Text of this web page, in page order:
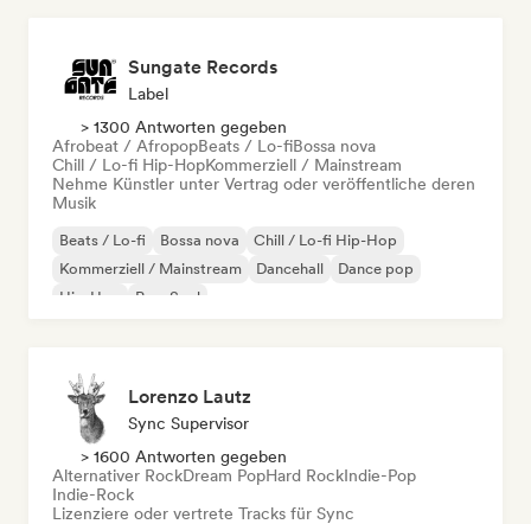
Sungate Records
Label
> 1300 Antworten gegeben
Afrobeat / AfropopBeats / Lo-fiBossa nova
Chill / Lo-fi Hip-HopKommerziell / Mainstream
Nehme Künstler unter Vertrag oder veröffentliche deren
Musik
Beats / Lo-fi Bossa nova
Chill / Lo-fi Hip-Hop
Kommerziell / Mainstream
Dancehall
Dance pop
Hip-Hop
Pop-Soul
Lorenzo Lautz
Sync Supervisor
> 1600 Antworten gegeben
Alternativer RockDream PopHard RockIndie-Pop
Indie-Rock
Lizenziere oder vertrete Tracks für Sync